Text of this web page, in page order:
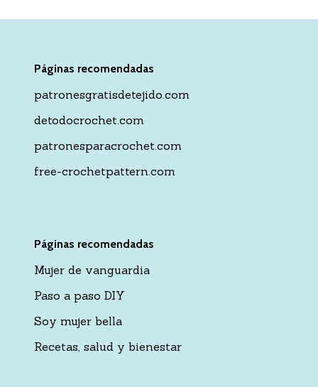
Páginas recomendadas
patronesgratisdetejido.com
detodocrochet.com
patronesparacrochet.com
free-crochetpattern.com
Páginas recomendadas
Mujer de vanguardia
Paso a paso DIY
Soy mujer bella
Recetas, salud y bienestar